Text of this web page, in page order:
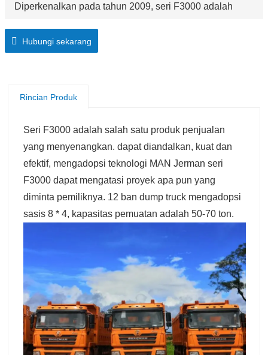
Diperkenalkan pada tahun 2009, seri F3000 adalah
F3000 dapat menangani tugas apa pun yang diminta
Hubungi sekarang
Rincian Produk
Seri F3000 adalah salah satu produk penjualan
yang menyenangkan. dapat diandalkan, kuat dan
efektif, mengadopsi teknologi MAN Jerman seri
F3000 dapat mengatasi proyek apa pun yang
diminta pemiliknya. 12 ban dump truck mengadopsi
sasis 8 * 4, kapasitas pemuatan adalah 50-70 ton.